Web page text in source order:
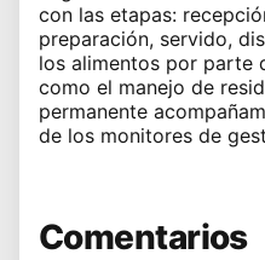
con las etapas:
preparación, servido,
los alimentos por parte
como el manejo de
permanente
de los monitores de
Comentarios